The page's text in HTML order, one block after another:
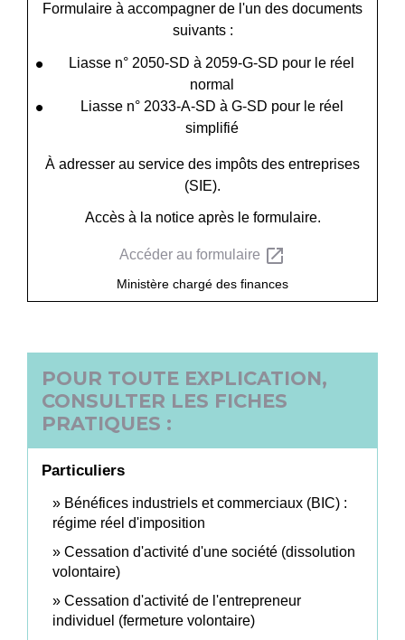
Formulaire à accompagner de l'un des documents
suivants :
Liasse n° 2050-SD à 2059-G-SD pour le réel
normal
Liasse n° 2033-A-SD à G-SD pour le réel
simplifié
À adresser au service des impôts des entreprises
(SIE).
Accès à la notice après le formulaire.
Accéder au formulaire open_in_new
Ministère chargé des finances
POUR TOUTE EXPLICATION,
CONSULTER LES FICHES
PRATIQUES :
Particuliers
Bénéfices industriels et commerciaux (BIC) :
régime réel d'imposition
Cessation d'activité d'une société (dissolution
volontaire)
Cessation d'activité de l'entrepreneur
individuel (fermeture volontaire)